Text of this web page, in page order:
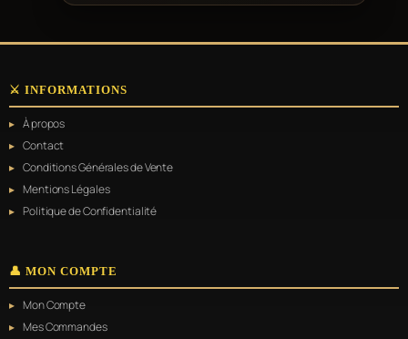
⚔️ INFORMATIONS
À propos
Contact
Conditions Générales de Vente
Mentions Légales
Politique de Confidentialité
👤 MON COMPTE
Mon Compte
Mes Commandes